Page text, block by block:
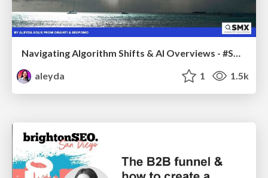
aleyda
1 1.5k